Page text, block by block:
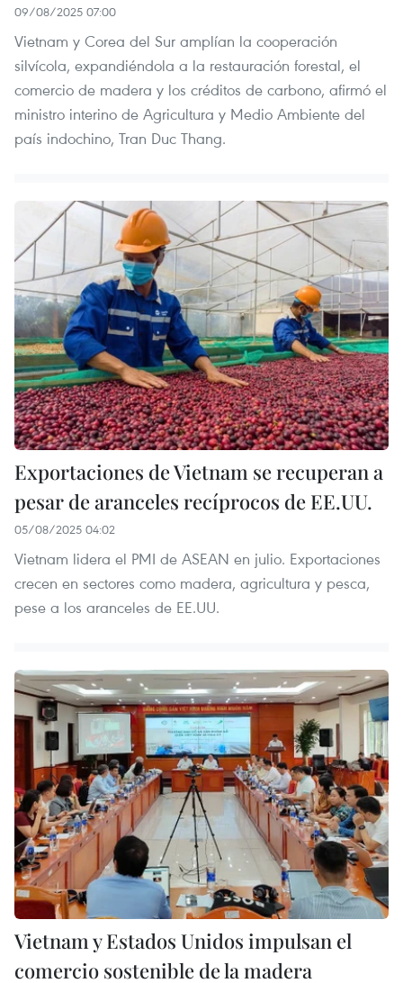
09/08/2025 07:00
Vietnam y Corea del Sur amplían la cooperación
silvícola, expandiéndola a la restauración forestal, el
comercio de madera y los créditos de carbono, afirmó el
ministro interino de Agricultura y Medio Ambiente del
país indochino, Tran Duc Thang.
Exportaciones de Vietnam se recuperan a
pesar de aranceles recíprocos de EE.UU.
05/08/2025 04:02
Vietnam lidera el PMI de ASEAN en julio. Exportaciones
crecen en sectores como madera, agricultura y pesca,
pese a los aranceles de EE.UU.
Vietnam y Estados Unidos impulsan el
comercio sostenible de la madera